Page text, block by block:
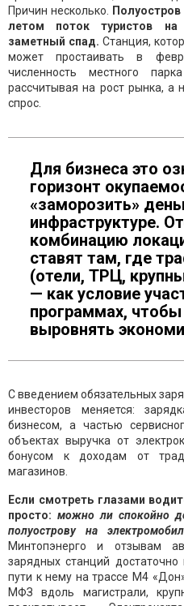
Причин несколько.
летом поток туристов
заметный спад. Станция,
может простаивать в
численность местного
рассчитывая на рост рынка,
спрос.
Для бизнеса это
горизонт
«заморозить»
инфраструктуре.
комбинацию
ставят там, где
(отели, ТРЦ,
— как условие
программах,
выровнять
С введением обязательных
инвесторов меняется:
бизнесом, а частью
объектах выручка от
бонусом к доходам от
магазинов.
Если смотреть глазами
просто: можно ли спокойно
полуострову на
Минтопэнерго и отзывам
зарядных станций
пути к нему на трассе М4
МФЗ вдоль магистрали,